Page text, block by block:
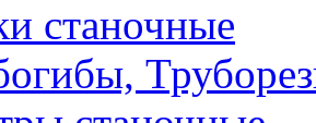
станочные